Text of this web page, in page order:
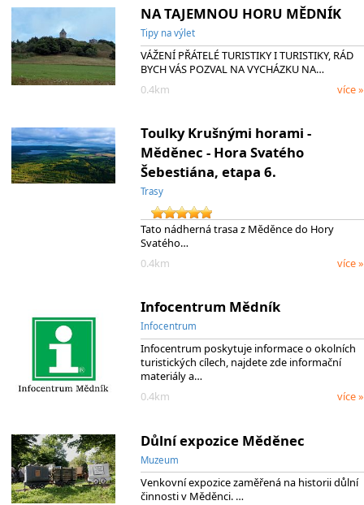
NA TAJEMNOU HORU MĚDNÍK
Tipy na výlet
VÁŽENÍ PŘÁTELÉ TURISTIKY I TURISTIKY, RÁD
BYCH VÁS POZVAL NA VYCHÁZKU NA…
0.4km
více »
Toulky Krušnými horami -
Měděnec - Hora Svatého
Šebestiána, etapa 6.
Trasy
Tato nádherná trasa z Měděnce do Hory
Svatého…
0.4km
více »
Infocentrum Mědník
Infocentrum
Infocentrum poskytuje informace o okolních
turistických cílech, najdete zde informační
materiály a…
0.4km
více »
Důlní expozice Měděnec
Muzeum
Venkovní expozice zaměřená na historii důlní
činnosti v Měděnci. …